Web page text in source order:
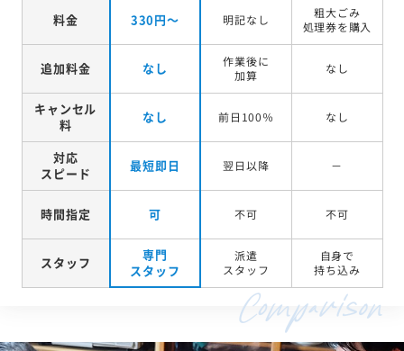
料金 330円～ 明記なし
粗大ごみ
処理券を購入
追加料金 なし
作業後に
加算
なし
キャンセル
料
なし 前日100％ なし
対応
スピード
最短即日 翌日以降 －
時間指定 可 不可 不可
スタッフ
専門
スタッフ
派遣
スタッフ
自身で
持ち込み